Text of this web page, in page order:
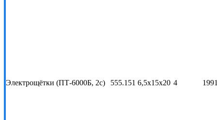
Электрощётки (ПТ-6000Б, 2с) 555.151 6,5х15х20 4